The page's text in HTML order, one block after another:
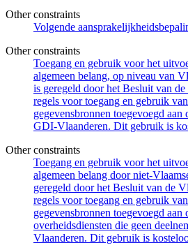
Other constraints
Volgende
Other constraints
Toegang en gebruik voor het
algemeen belang, op niveau van
is geregeld door het Besluit van
regels voor toegang en gebruik
gegevensbronnen toegevoegd
GDI-Vlaanderen. Dit gebruik is
Other constraints
Toegang en gebruik voor het
algemeen belang door niet-
geregeld door het Besluit van de
regels voor toegang en gebruik
gegevensbronnen toegevoegd
overheidsdiensten die geen
Vlaanderen. Dit gebruik is